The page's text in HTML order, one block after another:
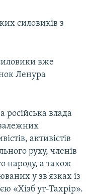
силовиків з
вже
Ленура
російська влада
активістів
руху, членів
народу, а також
у зв'язках із
«Хізб ут-Тахрір».